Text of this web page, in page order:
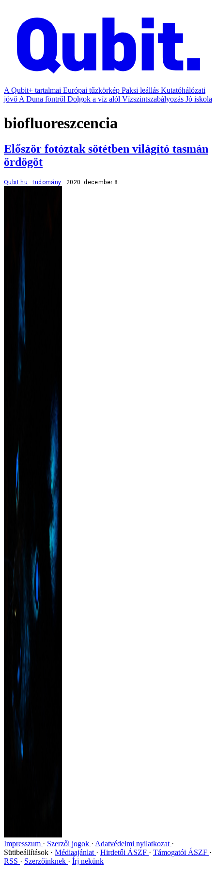
A Qubit+ tartalmai Európai tűzkörkép Paksi leállás Kutatóhálózati
jövő A Duna föntről Dolgok a víz alól Vízszintszabályozás Jó iskola
biofluoreszcencia
Először fotóztak sötétben világító tasmán
ördögöt
Qubit.hu tudomány 2020. december 8.
Impresszum Szerzői jogok
Adatvédelmi nyilatkozat
Sütibeállítások
Médiaajánlat Hirdetői ÁSZF
Támogatói ÁSZF
RSS
Szerzőinknek Írj nekünk